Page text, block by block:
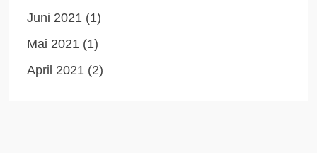
Juni 2021 (1)
Mai 2021 (1)
April 2021 (2)